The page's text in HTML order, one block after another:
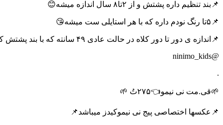
📌بند تنظیم داره پشتش و از ۲تا۸ سال اندازه میشه😊
📌۵تا رنگ نودم داره که با هر استایلی ست میشه😘
📌اندازه ی دور تا دور کلاه در حالت عادی ۴۹ سانته که با بند پشتش کوچیک و بزرگ میشه
@ninimo_kids
.
🌱قی.مت نی نیمو👈۲۷۵تُ 🌱
📌عکسها اختصاصی پیج نی نیموکیدز میباشد📌